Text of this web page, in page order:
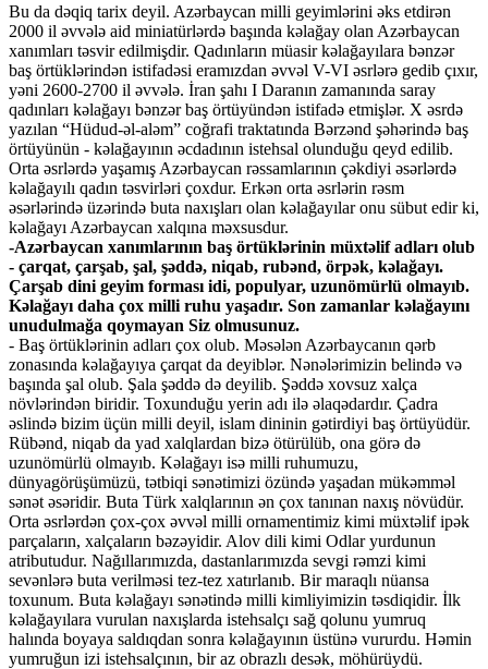
Bu da dəqiq tarix deyil. Azərbaycan milli geyimlərini əks etdirən
2000 il əvvələ aid miniatürlərdə başında kəlağay olan Azərbaycan
xanımları təsvir edilmişdir. Qadınların müasir kəlağayılara bənzər
baş örtüklərindən istifadəsi eramızdan əvvəl V-VI əsrlərə gedib çıxır,
yəni 2600-2700 il əvvələ. İran şahı I Daranın zamanında saray
qadınları kəlağayı bənzər baş örtüyündən istifadə etmişlər. X əsrdə
yazılan “Hüdud-əl-aləm” coğrafi traktatında Bərzənd şəhərində baş
örtüyünün - kəlağayının əcdadının istehsal olunduğu qeyd edilib.
Orta əsrlərdə yaşamış Azərbaycan rəssamlarının çəkdiyi əsərlərdə
kəlağayılı qadın təsvirləri çoxdur. Erkən orta əsrlərin rəsm
əsərlərində üzərində buta naxışları olan kəlağayılar onu sübut edir ki,
kəlağayı Azərbaycan xalqına məxsusdur.
-Azərbaycan xanımlarının baş örtüklərinin müxtəlif adları olub
- çarqat, çarşab, şal, şəddə, niqab, rubənd, örpək, kəlağayı.
Çarşab dini geyim forması idi, populyar, uzunömürlü olmayıb.
Kəlağayı daha çox milli ruhu yaşadır. Son zamanlar kəlağayını
unudulmağa qoymayan Siz olmusunuz.
- Baş örtüklərinin adları çox olub. Məsələn Azərbaycanın qərb
zonasında kəlağayıya çarqat da deyiblər. Nənələrimizin belində və
başında şal olub. Şala şəddə də deyilib. Şəddə xovsuz xalça
növlərindən biridir. Toxunduğu yerin adı ilə əlaqədardır. Çadra
əslində bizim üçün milli deyil, islam dininin gətirdiyi baş örtüyüdür.
Rübənd, niqab da yad xalqlardan bizə ötürülüb, ona görə də
uzunömürlü olmayıb. Kəlağayı isə milli ruhumuzu,
dünyagörüşümüzü, tətbiqi sənətimizi özündə yaşadan mükəmməl
sənət əsəridir. Buta Türk xalqlarının ən çox tanınan naxış növüdür.
Orta əsrlərdən çox-çox əvvəl milli ornamentimiz kimi müxtəlif ipək
parçaların, xalçaların bəzəyidir. Alov dili kimi Odlar yurdunun
atributudur. Nağıllarımızda, dastanlarımızda sevgi rəmzi kimi
sevənlərə buta verilməsi tez-tez xatırlanıb. Bir maraqlı nüansa
toxunum. Buta kəlağayı sənətində milli kimliyimizin təsdiqidir. İlk
kəlağayılara vurulan naxışlarda istehsalçı sağ qolunu yumruq
halında boyaya saldıqdan sonra kəlağayının üstünə vururdu. Həmin
yumruğun izi istehsalçının, bir az obrazlı desək, möhürüydü.